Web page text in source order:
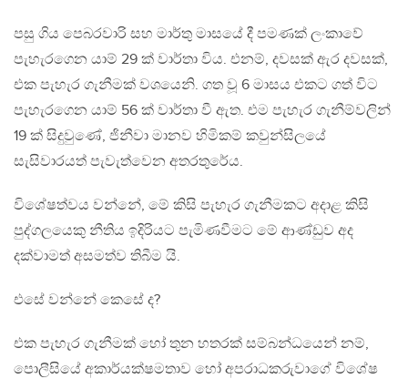
පසු ගිය පෙබරවාරි සහ මාර්තු මාසයේ දී පමණක් ලංකාවේ
පැහැරගෙන යාම් 29 ක් වාර්තා විය. එනම්, දවසක් ඇර දවසක්,
එක පැහැර ගැනීමක් වශයෙනි. ගත වූ 6 මාසය එකට ගත් විට
පැහැරගෙන යාම් 56 ක් වාර්තා වී ඇත. එම පැහැර ගැනීම්වලින්
19 ක් සිදුවුණේ, ජිනීවා මානව හිමිකම් කවුන්සිලයේ
සැසිවාරයත් පැවැත්වෙන අතරතුරේය.
විශේෂත්වය වන්නේ, මේ කිසි පැහැර ගැනීමකට අදාළ කිසි
පුද්ගලයෙකු නීතිය ඉදිරියට පැමිණවීමට මේ ආණ්ඩුව අද
දක්වාමත් අසමත්ව තිබීම යි.
එසේ වන්නේ කෙසේ ද?
එක පැහැර ගැනීමක් හෝ තුන හතරක් සම්බන්ධයෙන් නම්,
පොලීසියේ අකාර්යක්ෂමතාව හෝ අපරාධකරුවාගේ විශේෂ